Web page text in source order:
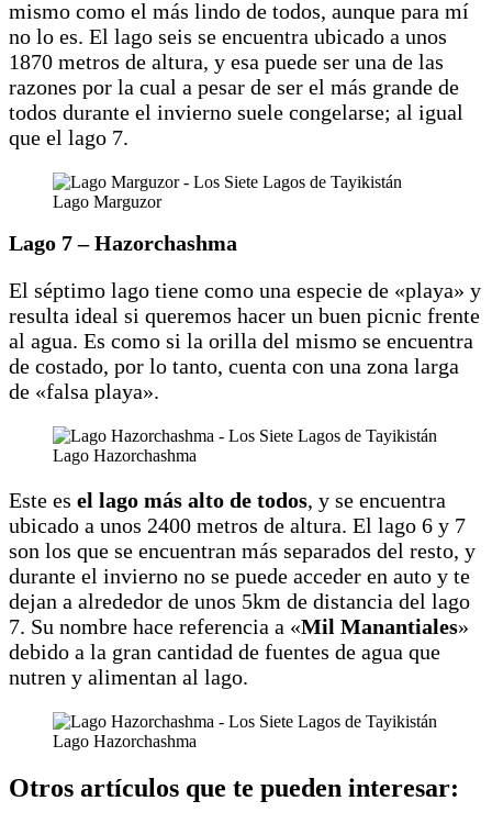
mismo como el más lindo de todos, aunque para mí
no lo es. El lago seis se encuentra ubicado a unos
1870 metros de altura, y esa puede ser una de las
razones por la cual a pesar de ser el más grande de
todos durante el invierno suele congelarse; al igual
que el lago 7.
Lago Marguzor
Lago 7 – Hazorchashma
El séptimo lago tiene como una especie de «playa» y
resulta ideal si queremos hacer un buen picnic frente
al agua. Es como si la orilla del mismo se encuentra
de costado, por lo tanto, cuenta con una zona larga
de «falsa playa».
Lago Hazorchashma
Este es el lago más alto de todos, y se encuentra
ubicado a unos 2400 metros de altura. El lago 6 y 7
son los que se encuentran más separados del resto, y
durante el invierno no se puede acceder en auto y te
dejan a alrededor de unos 5km de distancia del lago
7. Su nombre hace referencia a «Mil Manantiales»
debido a la gran cantidad de fuentes de agua que
nutren y alimentan al lago.
Lago Hazorchashma
Otros artículos que te pueden interesar: